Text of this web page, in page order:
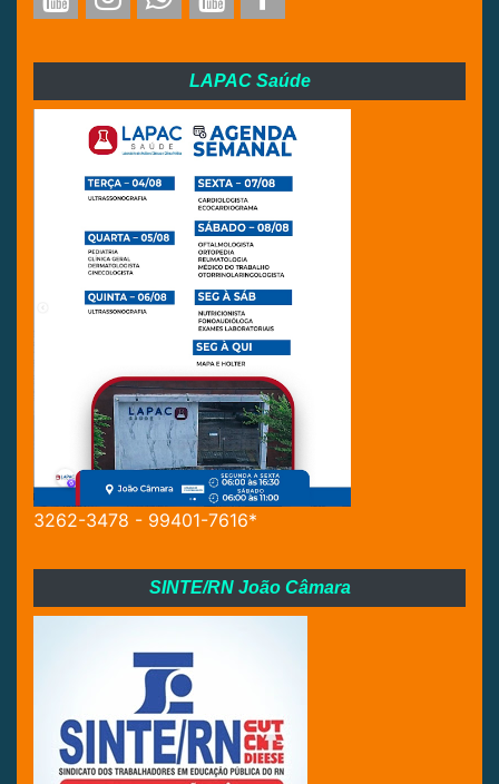
LAPAC Saúde
3262-3478 - 99401-7616*
SINTE/RN João Câmara